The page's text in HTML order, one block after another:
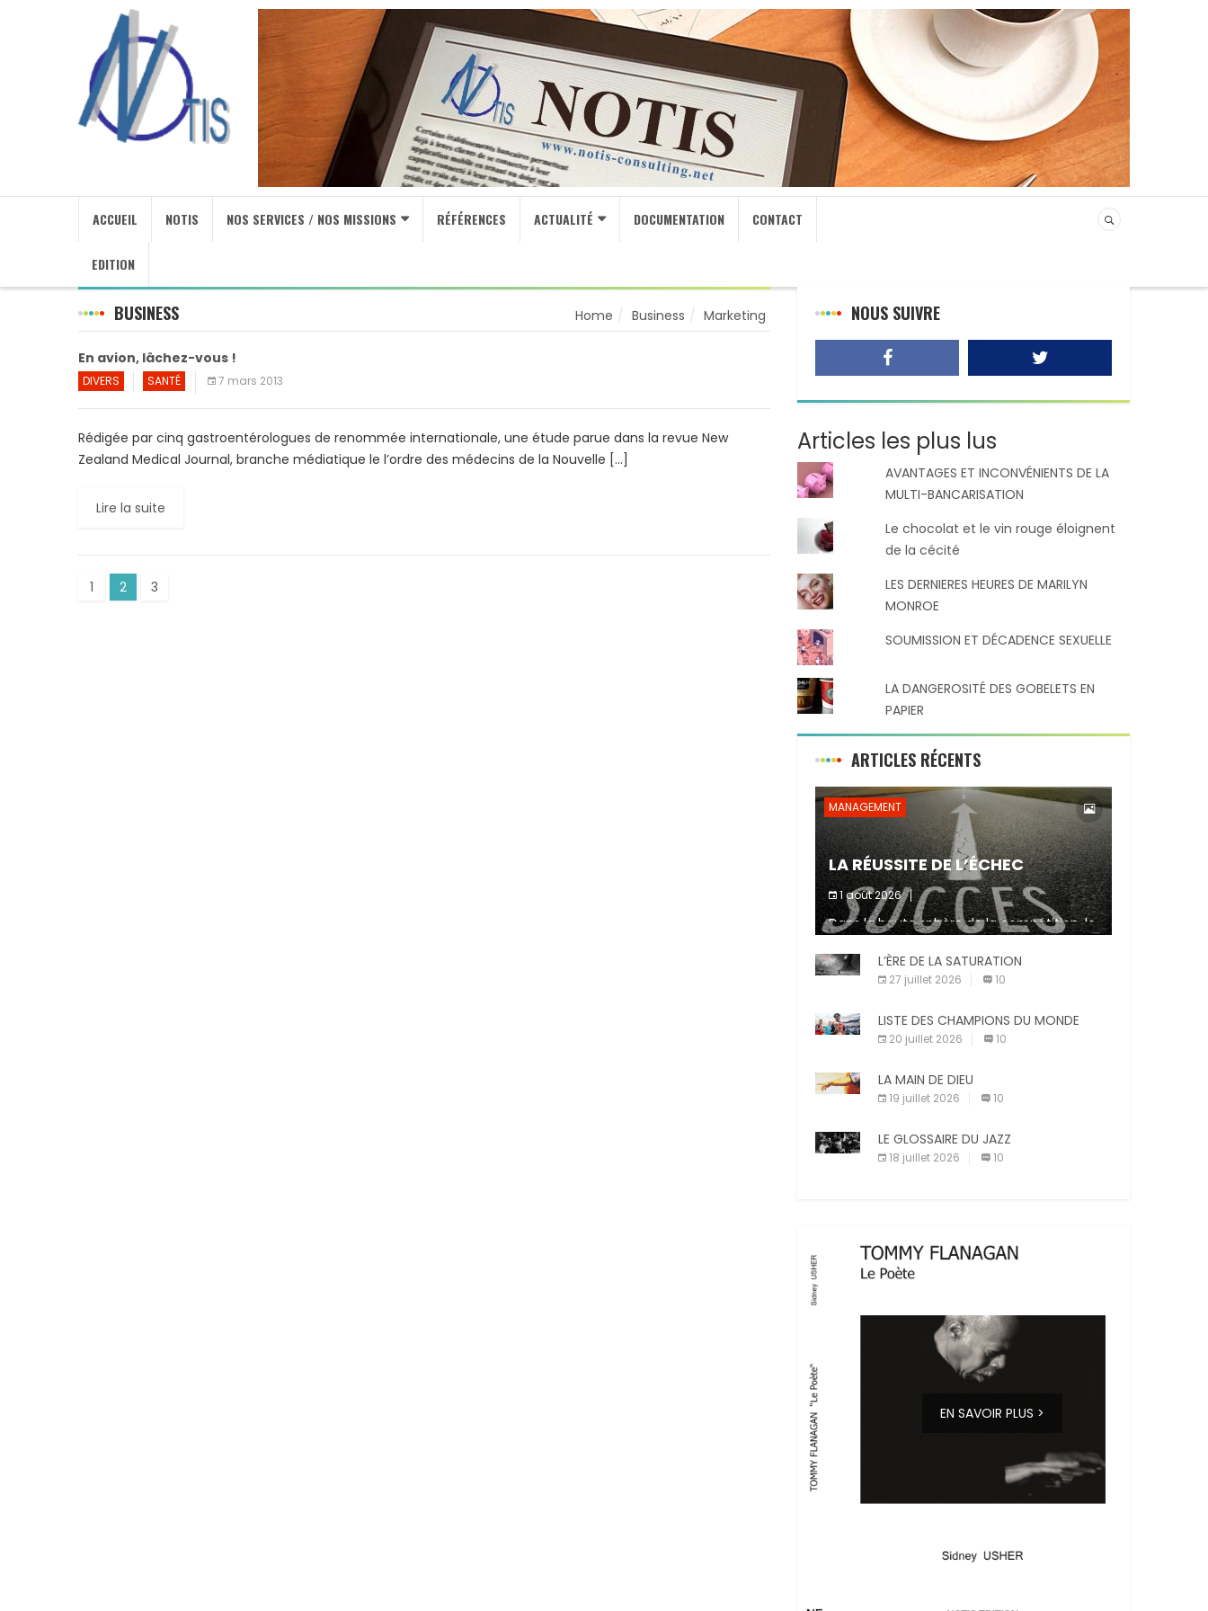
ACCUEIL NOTIS NOS SERVICES / NOS MISSIONS RÉFÉRENCES ACTUALITÉ DOCUMENTATION CONTACT
EDITION
BUSINESS Home Business Marketing
En avion, lâchez-vous !
DIVERS SANTÉ 7 mars 2013
Rédigée par cinq gastroentérologues de renommée internationale, une étude parue dans la revue New
Zealand Medical Journal, branche médiatique le l’ordre des médecins de la Nouvelle […]
Lire la suite
1 2 3
NOUS SUIVRE
Articles les plus lus
AVANTAGES ET INCONVÉNIENTS DE LA
MULTI-BANCARISATION
Le chocolat et le vin rouge éloignent
de la cécité
LES DERNIERES HEURES DE MARILYN
MONROE
SOUMISSION ET DÉCADENCE SEXUELLE
LA DANGEROSITÉ DES GOBELETS EN
PAPIER
ARTICLES RÉCENTS
MANAGEMENT
LA RÉUSSITE DE L’ÉCHEC
1 août 2026
Dans la haute sphère de la compétition, le
fait de ne pas atteindre un objectif est un
signe d’incompétence et une source de
sanctions diverses (avertissement, […]
L’ÈRE DE LA SATURATION
27 juillet 2026 10
LISTE DES CHAMPIONS DU MONDE
20 juillet 2026 10
LA MAIN DE DIEU
19 juillet 2026 10
LE GLOSSAIRE DU JAZZ
18 juillet 2026 10
EN SAVOIR PLUS >